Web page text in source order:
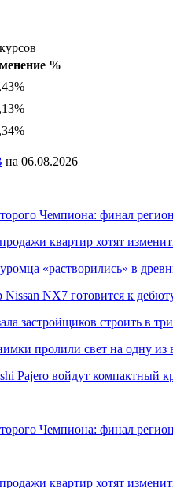
%
%
%
%
на 06.08.2026
Чемпиона: финал
квартир хотят
«растворились» в
NX7 готовится к
застройщиков строить в
пролили свет на одну
Pajero войдут компактный
Чемпиона: финал
квартир хотят